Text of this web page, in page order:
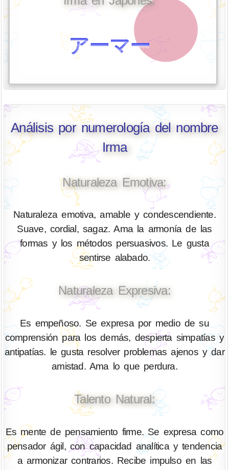
アーマー
Análisis por numerología del nombre
Irma
Naturaleza Emotiva:
Naturaleza emotiva, amable y condescendiente.
Suave, cordial, sagaz. Ama la armonía de las
formas y los métodos persuasivos. Le gusta
sentirse alabado.
Naturaleza Expresiva:
Es empeñoso. Se expresa por medio de su
comprensión para los demás, despierta simpatías y
antipatías. le gusta resolver problemas ajenos y dar
amistad. Ama lo que perdura.
Talento Natural:
Es mente de pensamiento firme. Se expresa como
pensador ágil, con capacidad analítica y tendencia
a armonizar contrarios. Recibe impulso en las